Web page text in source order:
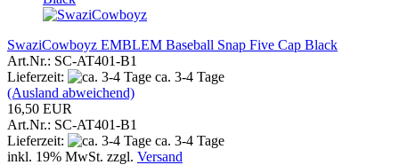
SwaziCowboyz EMBLEM Baseball Snap Five Cap Black
Art.Nr.: SC-AT401-B1
Lieferzeit:
ca. 3-4 Tage
(Ausland abweichend)
16,50 EUR
Art.Nr.: SC-AT401-B1
Lieferzeit:
ca. 3-4 Tage
inkl. 19% MwSt. zzgl. Versand